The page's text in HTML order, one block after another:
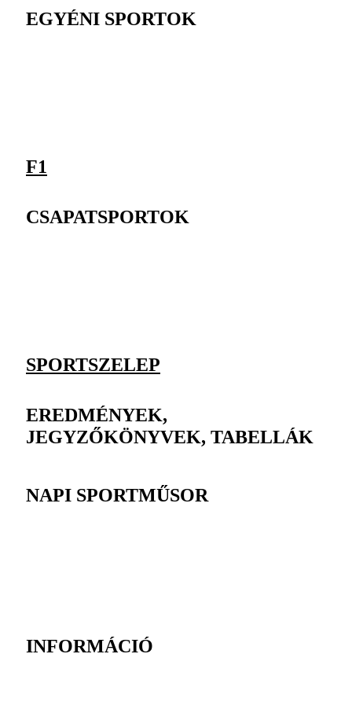
EGYÉNI SPORTOK
F1
CSAPATSPORTOK
SPORTSZELEP
EREDMÉNYEK,
JEGYZŐKÖNYVEK, TABELLÁK
NAPI SPORTMŰSOR
INFORMÁCIÓ